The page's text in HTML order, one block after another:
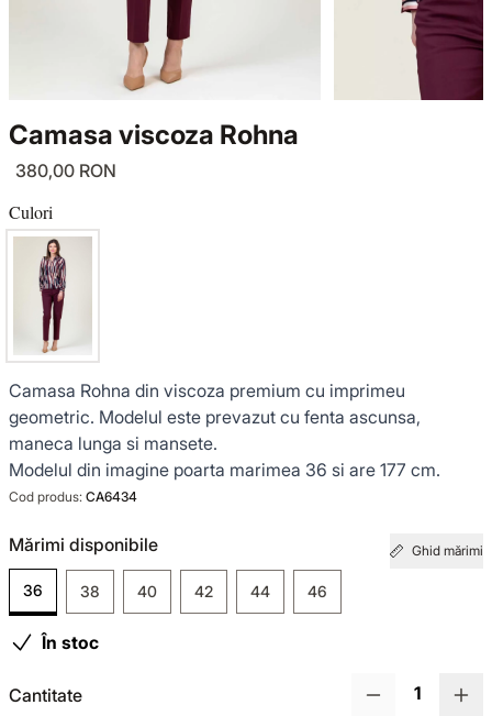
Camasa viscoza Rohna
380,00 RON
Culori
Camasa Rohna din viscoza premium cu imprimeu
geometric. Modelul este prevazut cu fenta ascunsa,
maneca lunga si mansete.
Modelul din imagine poarta marimea 36 si are 177 cm.
Cod produs: CA6434
Mărimi disponibile Ghid mărimi
36 38 40 42 44 46
În stoc
Cantitate
GECI ȘI PALTOANE
ȚINUTE DE OCAZIE
NOUTĂȚI
COLECȚIA DIN IN
GARDEROBA DE VACANȚĂ
TOTUL DE LA -30% LA -65%
GECI ȘI PALTOANE
SACOURI ȘI JACHETE
VEZI TOATE REDUCERILE
SENSE LIMITED EDITION
OFFICE MOOD